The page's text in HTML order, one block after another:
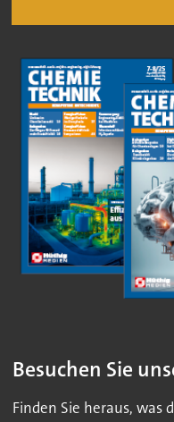
Besuchen Sie
Finden Sie heraus, was